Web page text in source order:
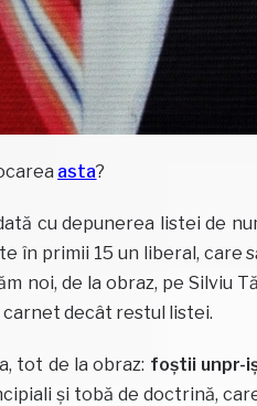
asta?
cu depunerea listei de
în primii 15 un liberal, care
noi, de la obraz, pe Silviu
carnet decât restul listei.
tot de la obraz: foștii unpr-
și tobă de doctrină,